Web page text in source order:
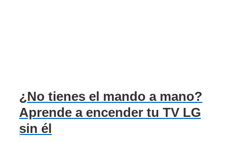
¿No tienes el mando a mano?
Aprende a encender tu TV LG
sin él